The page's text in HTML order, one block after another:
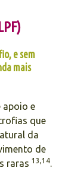
e sem
mais
apoio e
que
da
de
raras 13,14.